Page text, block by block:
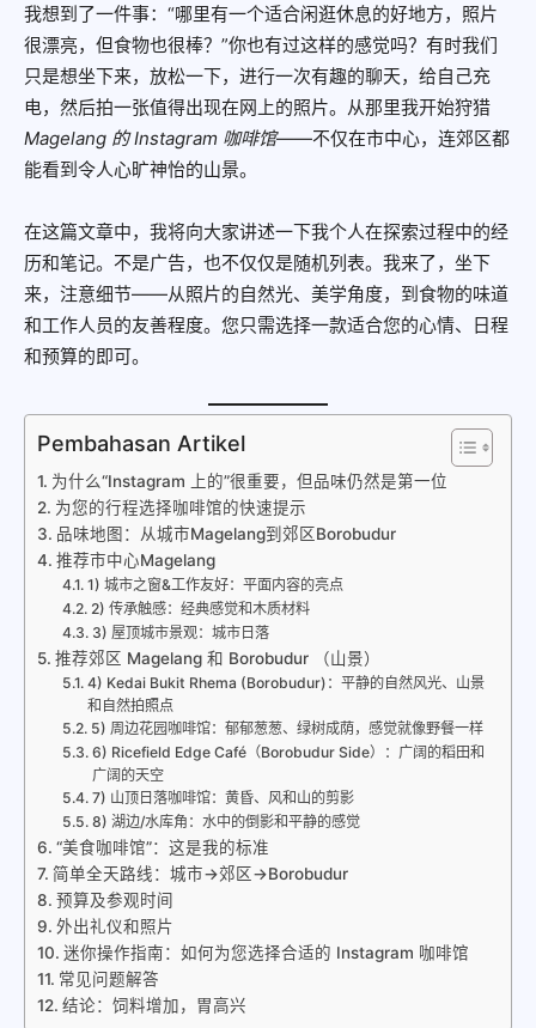
我想到了一件事：“哪里有一个适合闲逛休息的好地方，照片
很漂亮，但食物也很棒？”你也有过这样的感觉吗？有时我们
只是想坐下来，放松一下，进行一次有趣的聊天，给自己充
电，然后拍一张值得出现在网上的照片。从那里我开始狩猎
Magelang 的 Instagram 咖啡馆——不仅在市中心，连郊区都
能看到令人心旷神怡的山景。
在这篇文章中，我将向大家讲述一下我个人在探索过程中的经
历和笔记。不是广告，也不仅仅是随机列表。我来了，坐下
来，注意细节——从照片的自然光、美学角度，到食物的味道
和工作人员的友善程度。您只需选择一款适合您的心情、日程
和预算的即可。
Pembahasan Artikel
为什么“Instagram 上的”很重要，但品味仍然是第一位
为您的行程选择咖啡馆的快速提示
品味地图：从城市Magelang到郊区Borobudur
推荐市中心Magelang
1) 城市之窗&工作友好：平面内容的亮点
2) 传承触感：经典感觉和木质材料
3) 屋顶城市景观：城市日落
推荐郊区 Magelang 和 Borobudur （山景）
4) Kedai Bukit Rhema (Borobudur)：平静的自然风光、山景
和自然拍照点
5) 周边花园咖啡馆：郁郁葱葱、绿树成荫，感觉就像野餐一样
6) Ricefield Edge Café（Borobudur Side）：广阔的稻田和
广阔的天空
7) 山顶日落咖啡馆：黄昏、风和山的剪影
8) 湖边/水库角：水中的倒影和平静的感觉
“美食咖啡馆”：这是我的标准
简单全天路线：城市→郊区→Borobudur
预算及参观时间
外出礼仪和照片
迷你操作指南：如何为您选择合适的 Instagram 咖啡馆
常见问题解答
结论：饲料增加，胃高兴